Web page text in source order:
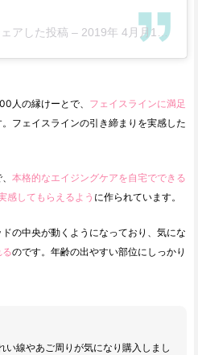
アした投稿 – 2019年 4月月11日午前6時18分PDT
人の縁けーとで、 フェイスラインに満足
フェイスラインの引き締まりを実感した
本格的なエイジングケアを自宅でできる
感してもらえるよう に作られています。
の中央が動くようになっており、気にな
のです。年齢の出やすい部位にしっかり
い線やあご周りが気になり購入しまし